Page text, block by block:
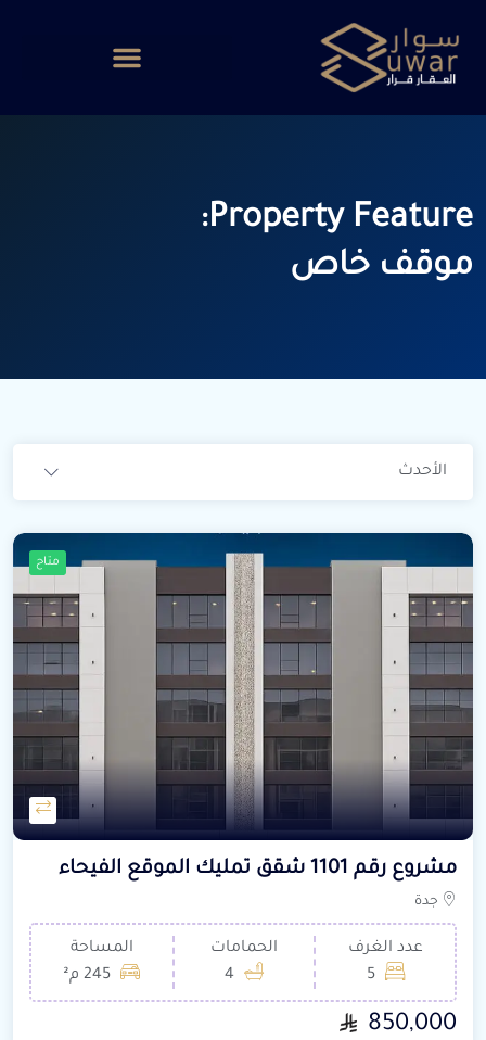
Property Feature:
موقف خاص
الأحدث
متاح
مشروع رقم 1101 شقق تمليك الموقع الفيحاء
جدة
عدد الغرف
5
الحمامات
4
المساحة
245 م²
850,000